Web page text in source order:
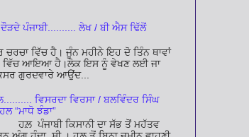
ਪੰਜਾਬੀ.......... ਲੇਖ / ਬੀ ਐਸ ਢਿੱਲੋਂ
ਚਰਚਾ ਵਿੱਚ ਹੈ। ਜੂੰਨ ਮਹੀਨੇ ਇਹ ਦੋ ਤਿੰਨ ਥਾਵਾਂ
ਵਿੱਚ ਆਇਆ ਹੈ।ਲੋਕ ਇਸ ਨੂੰ ਵੇਖਣ ਲਈ ਜਾ
ਗੁਰਦਵਾਰੇ ਆਉਂਦ...
ਵਿਸਰਦਾ ਵਿਰਸਾ / ਬਲਵਿੰਦਰ ਸਿੰਘ
“ਮਾਧੋ ਝੰਡਾ”
ਪੰਜਾਬੀ ਕਿਸਾਨੀ ਦਾ ਸੱਭ ਤੋਂ ਮਹੱਤਵ